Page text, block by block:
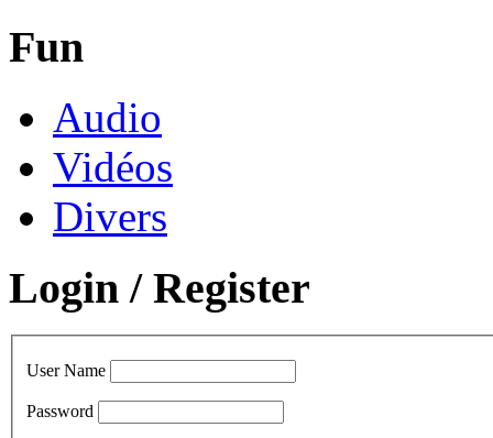
Fun
Audio
Vidéos
Divers
Login / Register
User Name
Password